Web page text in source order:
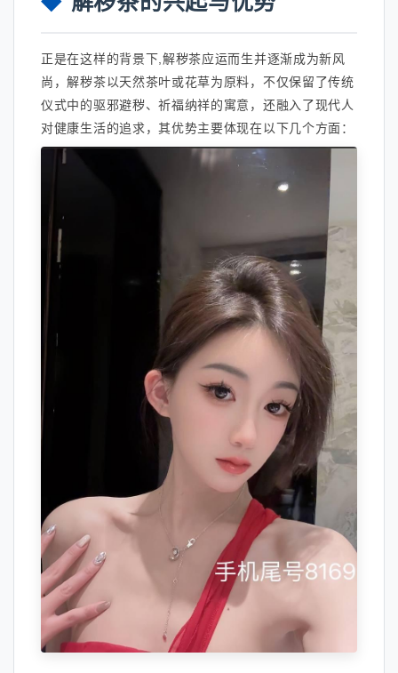
正是在这样的背景下,解秽茶应运而生并逐渐成为新风
尚，解秽茶以天然茶叶或花草为原料，不仅保留了传统
仪式中的驱邪避秽、祈福纳祥的寓意，还融入了现代人
对健康生活的追求，其优势主要体现在以下几个方面：